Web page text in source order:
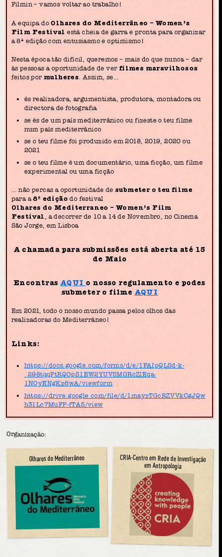
Filmin – vamos voltar ao trabalho!
A equipa do Olhares do Mediterrâneo – Women’s
Film Festival está cheia de garra e pronta para organizar
a 8ª edição com entusiasmo e optimismo!
Nesta época tão difícil, queremos – mais do que nunca – dar
às pessoas a oportunidade de ver filmes maravilhosos
feitos por mulheres. Assim, se…
és realizadora, argumentista, produtora, montadora ou
directora de fotografia
se és de um país mediterrânico ou fizeste o teu filme
num país mediterrânico
se o teu filme foi produzido em 2018, 2019, 2020 ou
2021
se o teu filme é um documentário, uma ficção, um filme
experimental ou uma ficção
… não percas a oportunidade de submeter o teu filme
para a 8ª ediçãodo festival
Olhares do Mediterraneo – Women’s Film
Festival, a decorrer de 10 a 14 de Novembro, no Cinema
São Jorge, em Lisboa
A chamada para submissões está aberta até 15
de Maio
EncontrasAQUI o nosso regulamento e podes
submeter o filme AQUI
Em 2021, todo o nosso mundo passa pelos olhos das
realizadoras do Mediterrâneo!
Links:
https://docs.google.com/forms/d/e/1FAIpQLSd-k-
_298tqqFtRQOpS1EW2YUV5MGRcZlEqa-
1NOyENgKz6wA/viewform
https://drive.google.com/file/d/1mayzTGcRZVVkCgJQw
h31Lc7MuFP-fTA5/view
Organização:
Olhares do Mediterrâneo CRIA-Centro em Rede de Investigação
em Antropologia